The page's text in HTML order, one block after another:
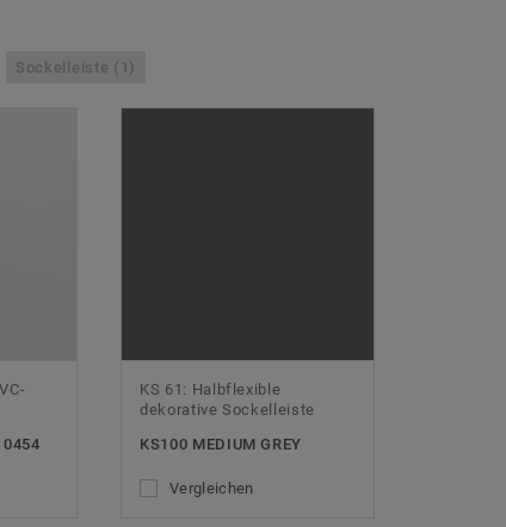
Sockelleiste (1)
0454
KS 61: Halbflexible
dekorative Sockelleiste
KS100 MEDIUM GREY
Vergleichen